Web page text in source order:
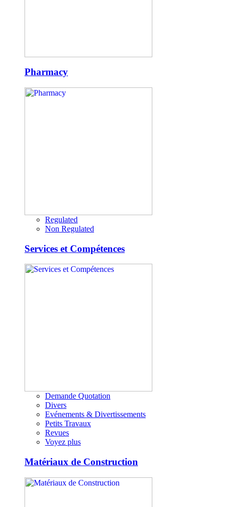
Pharmacy
Regulated
Non Regulated
Services et Compétences
Demande Quotation
Divers
Evénements & Divertissements
Petits Travaux
Revues
Voyez plus
Matériaux de Construction